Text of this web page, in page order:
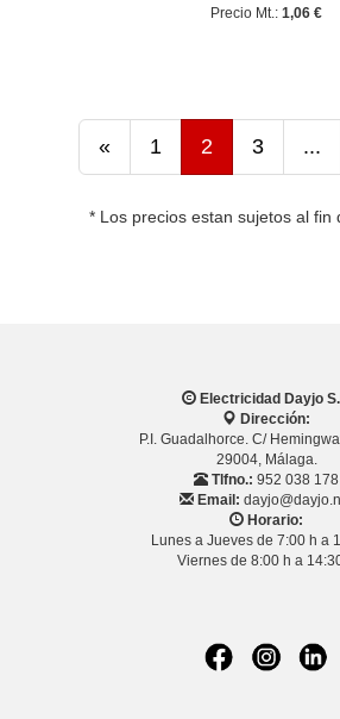
Precio Mt.: 1,06 €
« 1 2 3 ...
* Los precios estan sujetos al fin
Electricidad Dayjo
Dirección:
P.I. Guadalhorce. C/
29004, Málaga.
Tlfno.: 952 038 178
Email:
Horario:
Lunes a Jueves de 7:00 h a
Viernes de 8:00 h a